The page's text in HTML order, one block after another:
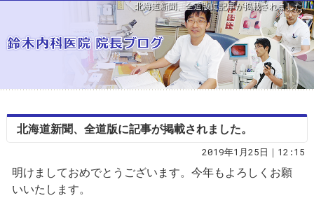
北海道新聞、全道版に記事が掲載されました。
北海道新聞、全道版に記事が掲載されました。
2019年1月25日｜12:15
明けましておめでとうございます。今年もよろしくお願
いいたします。